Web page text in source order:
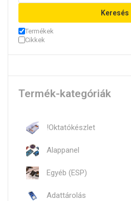
Keresés
Termékek
Cikkek
Termék-kategóriák
!Oktatókészlet
Alappanel
Egyéb (ESP)
Adattárolás